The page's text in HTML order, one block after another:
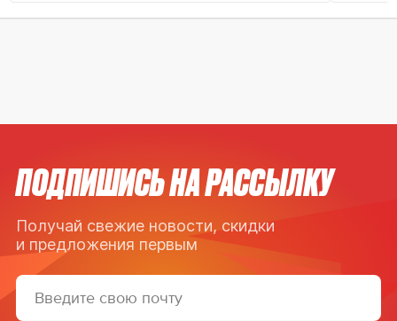
ПОДПИШИСЬ НА РАССЫЛКУ
Получай свежие новости, скидки
и предложения первым